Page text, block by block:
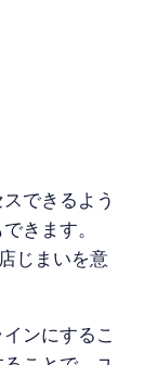
できるよう
きます。
じまいを意
ンにするこ